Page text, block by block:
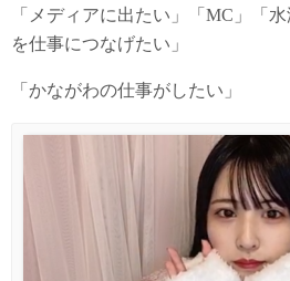
「メディアに出たい」「MC」「
を仕事につなげたい」
「かながわの仕事がしたい」